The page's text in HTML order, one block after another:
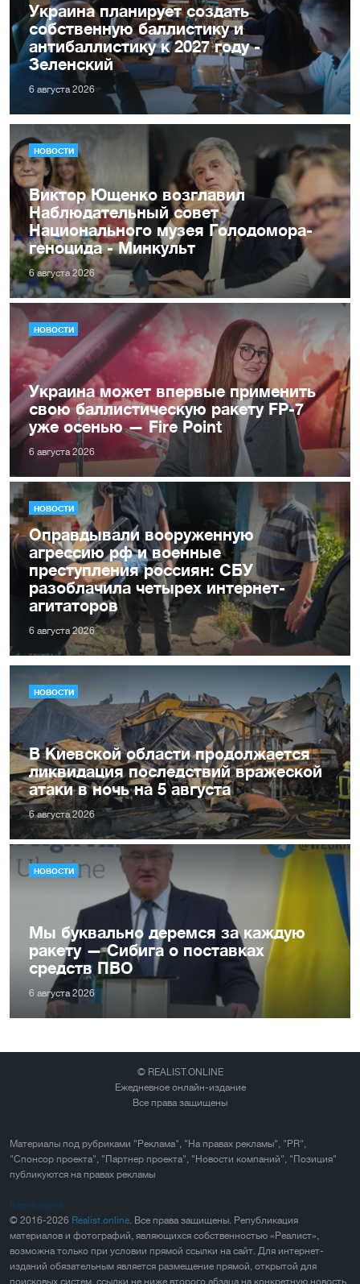
Украина планирует создать
собственную баллистику и
антибаллистику к 2027 году -
Зеленский
6 августа 2026
НОВОСТИ
Виктор Ющенко возглавил
Наблюдательный совет
Национального музея Голодомора-
геноцида - Минкульт
6 августа 2026
НОВОСТИ
Украина может впервые применить
свою баллистическую ракету FP-7
уже осенью — Fire Point
6 августа 2026
НОВОСТИ
Оправдывали вооруженную
агрессию рф и военные
преступления россиян: СБУ
разоблачила четырех интернет-
агитаторов
6 августа 2026
НОВОСТИ
В Киевской области продолжается
ликвидация последствий вражеской
атаки в ночь на 5 августа
6 августа 2026
НОВОСТИ
Мы буквально деремся за каждую
ракету — Сибига о поставках
средств ПВО
6 августа 2026
© REALIST.ONLINE
Ежедневное онлайн-издание
Все права защищены
Материалы под рубриками "Реклама", "На правах рекламы", "PR",
"Спонсор проекта", "Партнер проекта", "Новости компаний", "Позиция"
публикуются на правах рекламы
Карта сайта
© 2016-2026 Realist.online. Все права защищены. Републикация
материалов и фотографий, являющихся собственностью «Реалист»,
возможна только при условии прямой ссылки на сайт. Для интернет-
изданий обязательным является размещение прямой, открытой для